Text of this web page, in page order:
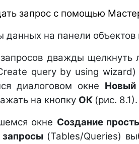
запрос с помощью
данных на панели
дважды
query by using
диалоговом окне Новый
на кнопку ОК (рис. 8.1).
окне Создание
(Tables/Queries)